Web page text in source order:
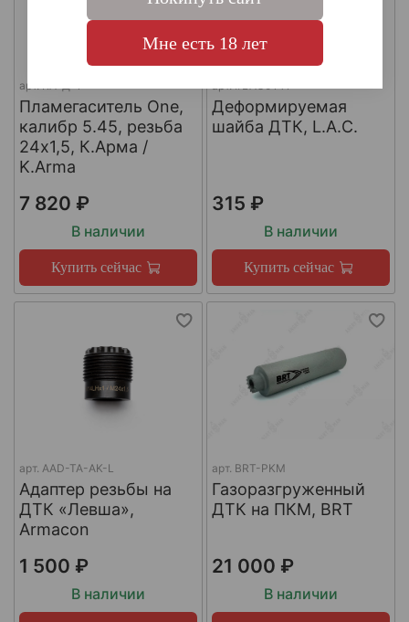
арт.КА-Д-1
Пламегаситель One,
калибр 5.45, резьба
24х1,5, К.Арма /
K.Arma
7 820 ₽
В наличии
Купить сейчас
арт.#LAC0141
Деформируемая
шайба ДТК, L.A.C.
315 ₽
В наличии
Купить сейчас
арт. AAD-TA-AK-L
Адаптер резьбы на
ДТК «Левша»,
Armacon
1 500 ₽
В наличии
арт. BRT-PKM
Газоразгруженный
ДТК на ПКМ, BRT
21 000 ₽
В наличии
Мне есть 18 лет